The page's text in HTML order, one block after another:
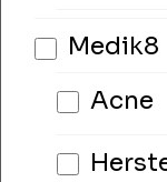
Medik8
Acne